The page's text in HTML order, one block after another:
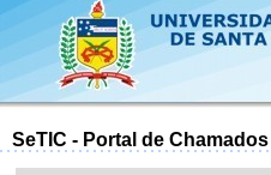
SeTIC - Portal de Chamados